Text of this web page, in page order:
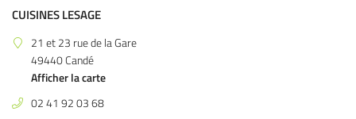
Avis
Actualités
Contact
CUISINES LESAGE
21 et 23 rue de la Gare
49440 Candé
Afficher la carte
02 41 92 03 68